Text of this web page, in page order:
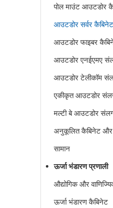
आउटडोर सर्वर कैबिनेट
आउटडोर फाइबर
आउटडोर एनईएमए
आउटडोर टेलीकॉम
एकीकृत आउटडोर
मल्टी बे आउटडोर
अनुकूलित कैबिनेट और
सामान
ऊर्जा भंडारण प्रणाली
ऊर्जा भंडारण कैबिनेट